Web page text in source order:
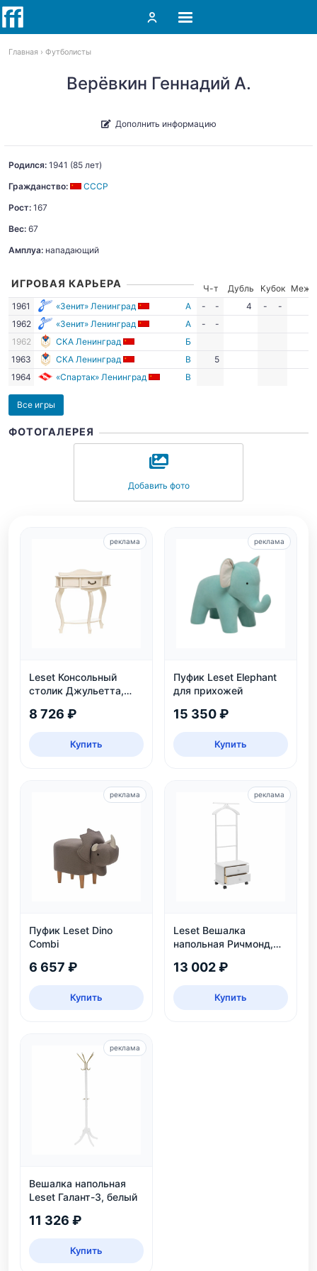
Главная Футболисты
Верёвкин Геннадий А.
Дополнить информацию
Родился: 1941 (85 лет)
Гражданство:
СССР
Рост: 167
Вес: 67
Амплуа: нападающий
ИГРОВАЯ КАРЬЕРА Ч-т Дубль Кубок
Межд.
1961
«Зенит» Ленинград А - - 4 -
-
1962
«Зенит» Ленинград А -
-
1962
СКА Ленинград
Б
1963
СКА Ленинград В
5
1964
«Спартак» Ленинград В
Все игры
ФОТОГАЛЕРЕЯ
Добавить фото
Leset Консольный
столик Джульетта,
8 726 ₽
Купить
реклама
Пуфик Leset Elephant
для прихожей
15 350 ₽
Купить
реклама
Пуфик Leset Dino
Combi
6 657 ₽
Купить
реклама
Leset Вешалка
напольная Ричмонд,
13 002 ₽
Купить
реклама
Вешалка напольная
Leset Галант-3, белый
11 326 ₽
Купить
реклама